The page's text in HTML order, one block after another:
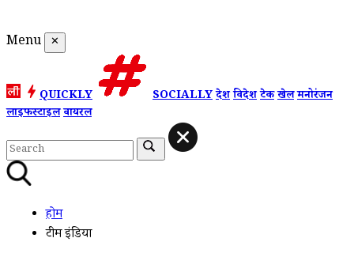
Menu ✕
QUICKLY SOCIALLYदेशविदेशटेकखेलमनोरंजन
लाइफस्टाइलवायरल
होम
टीम इंडिया